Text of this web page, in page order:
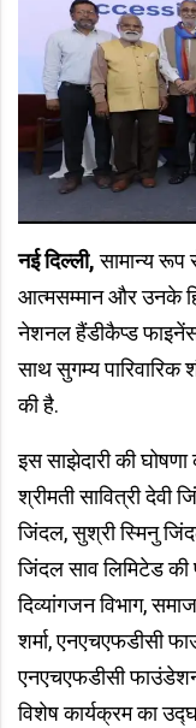
नई दिल्ली,सामान्य
आत्मसम्मान और उनके
नेशनल हैंडीकैप्ड
साथ सुगम्य
की है.
इस साझेदारी की
श्रीमती सावित्री देवी
जिंदल, सुश्री स्मिनु
जिंदल साव लिमिटेड
दिव्यांगजन विभाग,
शर्मा, एनएचएफडीसी
एनएचएफडीसी
विशेष कार्यक्रम का